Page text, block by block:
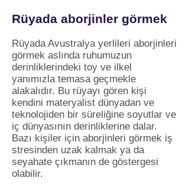
Rüyada aborjinler görmek
Rüyada Avustralya yerlileri aborjinleri
görmek aslında ruhumuzun
derinliklerindeki toy ve ilkel
yanımızla temasa geçmekle
alakalıdır. Bu rüyayı gören kişi
kendini materyalist dünyadan ve
teknolojiden bir süreliğine soyutlar ve
iç dünyasının derinliklerine dalar.
Bazı kişiler için aborjinleri görmek iş
stresinden uzak kalmak ya da
seyahate çıkmanın de göstergesi
olabilir.